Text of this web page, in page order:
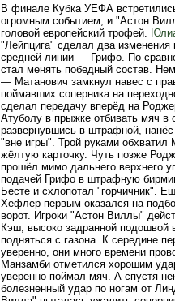
В финале Кубка УЕФА
огромным событием, и "Астон
головой европейский трофей.
"Лейпцига" сделал два изменения
средней линии — Грифо. По
стал менять победный состав.
— Матанович замкнул навес с
поймавших соперника на
сделал передачу вперёд на
Атуболу в прыжке отбивать мяч в
развернувшись в штрафной,
"вне игры". Трой руками
жёлтую карточку. Чуть позже
прошёл мимо дальнего верхнего
подачей Грифо в штрафную
Бесте и схлопотал "горчичник".
Хефлер первым оказался на
ворот. Игроки "Астон Виллы"
Кэш, высоко задранной подошвой
подняться с газона. К середине
уверенно, они много времени
Манзамби отметился хорошим
уверенно поймал мяч. А спустя
болезненный удар по ногам от